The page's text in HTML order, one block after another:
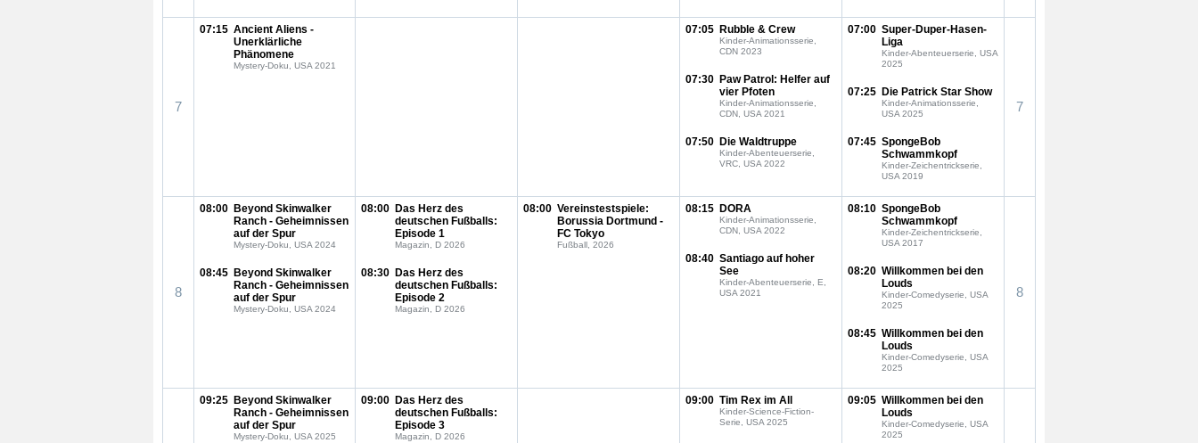
7
07:15 Ancient Aliens -
Unerklärliche
Phänomene
Mystery-Doku, USA 2021
07:05 Rubble & Crew
Kinder-Animationsserie,
CDN 2023
07:30 Paw Patrol: Helfer auf
vier Pfoten
Kinder-Animationsserie,
CDN, USA 2021
07:50 Die Waldtruppe
Kinder-Abenteuerserie,
VRC, USA 2022
07:00 Super-Duper-Hasen-
Liga
Kinder-Abenteuerserie, USA
2025
07:25 Die Patrick Star Show
Kinder-Animationsserie,
USA 2025
07:45 SpongeBob
Schwammkopf
Kinder-Zeichentrickserie,
USA 2019
7
8
08:00 Beyond Skinwalker
Ranch - Geheimnissen
auf der Spur
Mystery-Doku, USA 2024
08:45 Beyond Skinwalker
Ranch - Geheimnissen
auf der Spur
Mystery-Doku, USA 2024
08:00 Das Herz des
deutschen Fußballs:
Episode 1
Magazin, D 2026
08:30 Das Herz des
deutschen Fußballs:
Episode 2
Magazin, D 2026
08:00 Vereinstestspiele:
Borussia Dortmund -
FC Tokyo
Fußball, 2026
08:15 DORA
Kinder-Animationsserie,
CDN, USA 2022
08:40 Santiago auf hoher
See
Kinder-Abenteuerserie, E,
USA 2021
08:10 SpongeBob
Schwammkopf
Kinder-Zeichentrickserie,
USA 2017
08:20 Willkommen bei den
Louds
Kinder-Comedyserie, USA
2025
08:45 Willkommen bei den
Louds
Kinder-Comedyserie, USA
2025
8
09:25 Beyond Skinwalker
Ranch - Geheimnissen
auf der Spur
Mystery-Doku, USA 2025
09:00 Das Herz des
deutschen Fußballs:
Episode 3
Magazin, D 2026
09:00 Tim Rex im All
Kinder-Science-Fiction-
Serie, USA 2025
09:05 Willkommen bei den
Louds
Kinder-Comedyserie, USA
2025